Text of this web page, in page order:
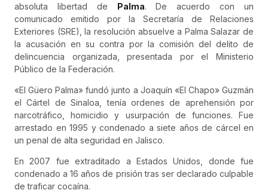
absoluta libertad de Palma. De acuerdo con un
comunicado emitido por la Secretaría de Relaciones
Exteriores (SRE), la resolución absuelve a Palma Salazar de
la acusación en su contra por la comisión del delito de
delincuencia organizada, presentada por el Ministerio
Público de la Federación.
«El Güero Palma» fundó junto a Joaquín «El Chapo» Guzmán
el Cártel de Sinaloa, tenía ordenes de aprehensión por
narcotráfico, homicidio y usurpación de funciones. Fue
arrestado en 1995 y condenado a siete años de cárcel en
un penal de alta seguridad en Jalisco.
En 2007 fue extraditado a Estados Unidos, donde fue
condenado a 16 años de prisión tras ser declarado culpable
de traficar cocaína.